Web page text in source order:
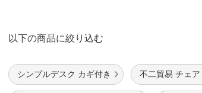
以下の商品に絞り込む
シンプルデスク カギ付き 不二貿易 チェア